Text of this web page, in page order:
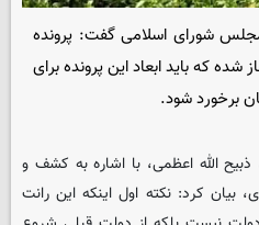
شورای اسلامی گفت: پرونده
که باید ابعاد این پرونده برای
برخورد شود.
ذبیح الله اعظمی، با اشاره به کشف و
بیان کرد: نکته اول اینکه این رانت